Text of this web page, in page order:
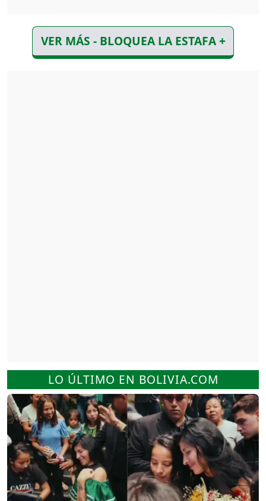
VER MÁS - BLOQUEA LA ESTAFA +
LO ÚLTIMO EN BOLIVIA.COM